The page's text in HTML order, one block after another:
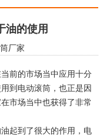
油的使用
厂家
前的市场当中应用十分
到电动滚筒，也正是因
市场当中也获得了非常
起到了很大的作用，电